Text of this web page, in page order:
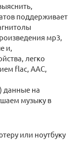
поддерживает
мр3,
и,
легко
flac, AAC,
данные на
музыку в
или ноутбуку